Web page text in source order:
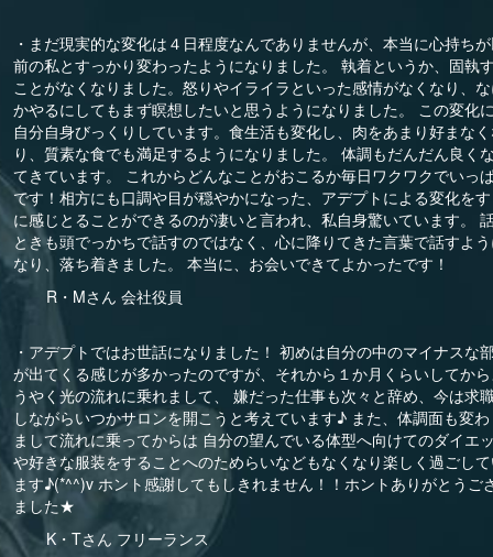
・まだ現実的な変化は４日程度なんでありませんが、本当に心持ち
前の私とすっかり変わったようになりました。 執着というか、固執
ことがなくなりました。怒りやイライラといった感情がなくなり、
かやるにしてもまず瞑想したいと思うようになりました。 この変化
自分自身びっくりしています。食生活も変化し、肉をあまり好まな
り、質素な食でも満足するようになりました。 体調もだんだん良く
てきています。 これからどんなことがおこるか毎日ワクワクでいっ
です！相方にも口調や目が穏やかになった、アデプトによる変化を
に感じとることができるのが凄いと言われ、私自身驚いています。
ときも頭でっかちで話すのではなく、心に降りてきた言葉で話すよ
なり、落ち着きました。 本当に、お会いできてよかったです！
R・Mさん 会社役員
・アデプトではお世話になりました！ 初めは自分の中のマイナスな
が出てくる感じが多かったのですが、それから１か月くらいしてか
うやく光の流れに乗れまして、 嫌だった仕事も次々と辞め、今は求
しながらいつかサロンを開こうと考えています♪ また、体調面も変
まして流れに乗ってからは 自分の望んでいる体型へ向けてのダイエ
や好きな服装をすることへのためらいなどもなくなり楽しく過ごし
ます♪(*^^)v ホント感謝してもしきれません！！ホントありがとうご
ました★
K・Tさん フリーランス